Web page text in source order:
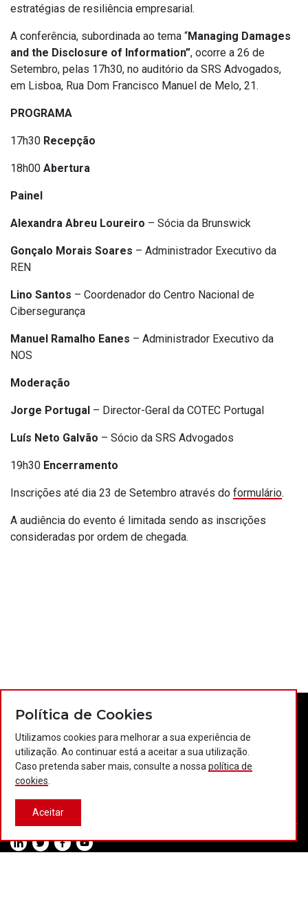
estratégias de resiliência empresarial.
A conferência, subordinada ao tema “Managing Damages
and the Disclosure of Information”, ocorre a 26 de
Setembro, pelas 17h30, no auditório da SRS Advogados,
em Lisboa, Rua Dom Francisco Manuel de Melo, 21.
PROGRAMA
17h30 Recepção
18h00 Abertura
Painel
Alexandra Abreu Loureiro – Sócia da Brunswick
Gonçalo Morais Soares – Administrador Executivo da
REN
Lino Santos – Coordenador do Centro Nacional de
Cibersegurança
Manuel Ramalho Eanes – Administrador Executivo da
NOS
Moderação
Jorge Portugal – Director-Geral da COTEC Portugal
Luís Neto Galvão – Sócio da SRS Advogados
19h30 Encerramento
Inscrições até dia 23 de Setembro através do formulário.
A audiência do evento é limitada sendo as inscrições
consideradas por ordem de chegada.
Contactos
Política de Cookies
Utilizamos cookies para melhorar a sua experiência de
utilização. Ao continuar está a aceitar a sua utilização.
Caso pretenda saber mais, consulte a nossa política de
cookies
Aceitar